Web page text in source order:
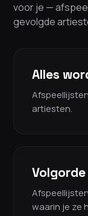
voor je —
gevolgde
Alles
artiesten.
waarin je ze